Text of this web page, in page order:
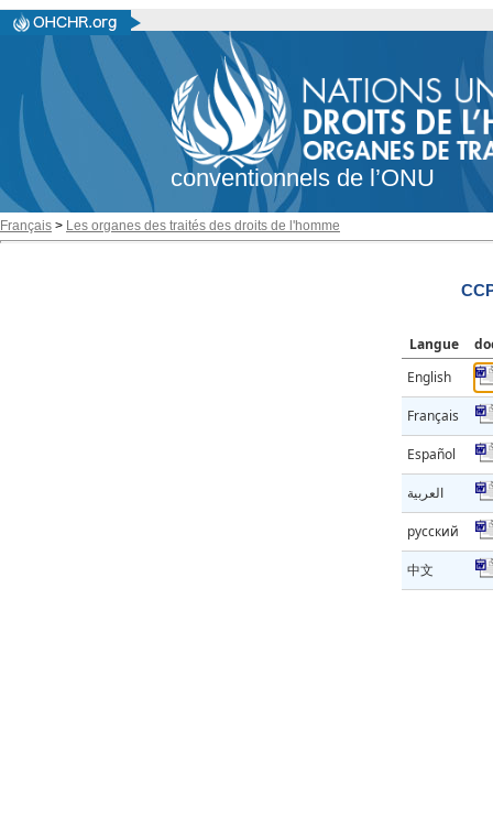
conventionnels de l’ONU
Français > Les organes des traités des droits de l'homme
Langue
English
Français
Español
العربية
русский
中文